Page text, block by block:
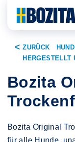
content
ZURÜCK
HERGESTELLT
Bozita
Bozita Original
für alle Hunde,